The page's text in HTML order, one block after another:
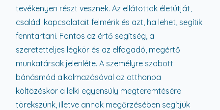
tevékenyen részt vesznek. Az ellátottak életútját,
családi kapcsolatait felmérik és azt, ha lehet, segítik
fenntartani. Fontos az értő segítség, a
szeretetteljes légkör és az elfogadó, megértő
munkatársak jelenléte. A személyre szabott
bánásmód alkalmazásával az otthonba
költözéskor a lelki egyensúly megteremtésére
törekszünk, illetve annak megőrzésében segítjük